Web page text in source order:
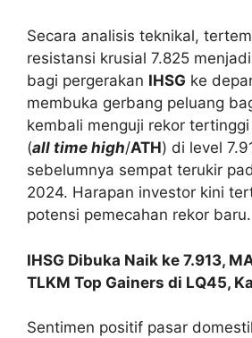
Secara analisis teknikal,
resistansi krusial 7.825
bagi pergerakan IHSG ke
membuka gerbang peluang
kembali menguji rekor
(all time high/ATH) di level
sebelumnya sempat terukir
2024. Harapan investor kini
potensi pemecahan rekor baru.
IHSG Dibuka Naik ke 7.913,
TLKM Top Gainers di LQ45,
Sentimen positif pasar